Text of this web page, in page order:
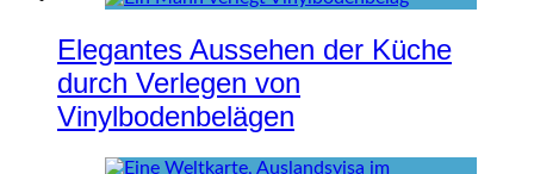
Elegantes Aussehen der Küche
durch Verlegen von
Vinylbodenbelägen